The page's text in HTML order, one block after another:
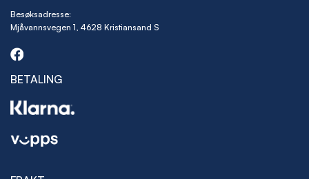
Besøksadresse:
Mjåvannsvegen 1, 4628 Kristiansand S
BETALING